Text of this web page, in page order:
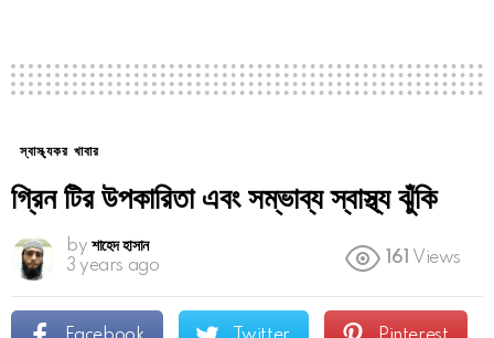
স্বাস্থ্যকর খাবার
গ্রিন টির উপকারিতা এবং সম্ভাব্য স্বাস্থ্য ঝুঁকি
by শাহেদ হাসান
3 years ago
161 Views